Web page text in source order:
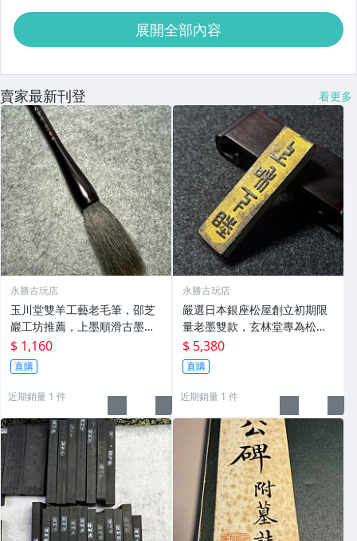
展開全部內容
賣家最新刊登 看更多
永勝古玩店
玉川堂雙羊工藝老毛筆，邵芝
巖工坊推薦，上墨順滑古墨專
用 老墨 冬青 老筆
$ 1,160
直購
近期銷量 1 件
永勝古玩店
嚴選日本銀座松屋創立初期限
量老墨雙款，玄林堂專為松屋
打造，重量22.5g，適合收藏
及品味民國時期古雅文化 文房
用具 民國古墨 收藏文玩
$ 5,380
直購
近期銷量 1 件